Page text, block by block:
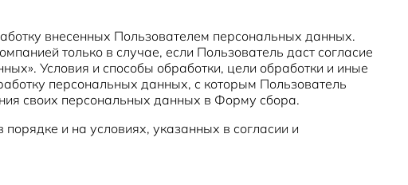
внесенных Пользователем персональных данных.
только в случае, если Пользователь даст согласие
Условия и способы обработки, цели обработки и иные
персональных данных, с которым Пользователь
своих персональных данных в Форму сбора.
и на условиях, указанных в согласии и